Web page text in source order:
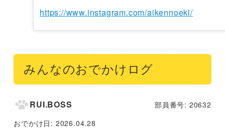
https://www.instagram.com/aikennoeki/
みんなのおでかけログ
RUI.BOSS
部員番号: 20632
おでかけ日: 2026.04.28